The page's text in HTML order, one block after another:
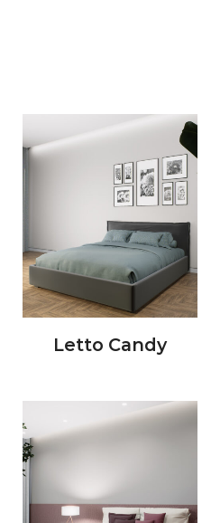
Letto Candy